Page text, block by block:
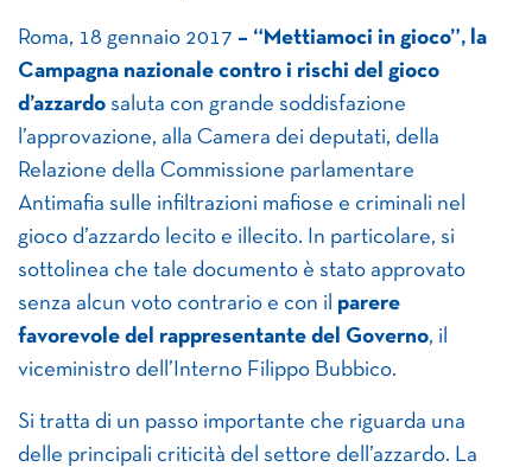
Roma, 18 gennaio 2017 – “Mettiamoci in gioco”, la
Campagna nazionale contro i rischi del gioco
d’azzardo saluta con grande soddisfazione
l’approvazione, alla Camera dei deputati, della
Relazione della Commissione parlamentare
Antimafia sulle infiltrazioni mafiose e criminali nel
gioco d’azzardo lecito e illecito. In particolare, si
sottolinea che tale documento è stato approvato
senza alcun voto contrario e con il parere
favorevole del rappresentante del Governo, il
viceministro dell’Interno Filippo Bubbico.
Si tratta di un passo importante che riguarda una
delle principali criticità del settore dell’azzardo. La